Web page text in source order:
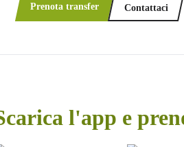
Prenota transfer Contattaci
l'app e